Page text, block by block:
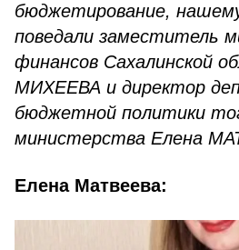
бюджетирование,
поведали заместитель
финансов Сахалинской
МИХЕЕВА и директор
бюджетной политики
министерства Елена
Елена Матвеева: